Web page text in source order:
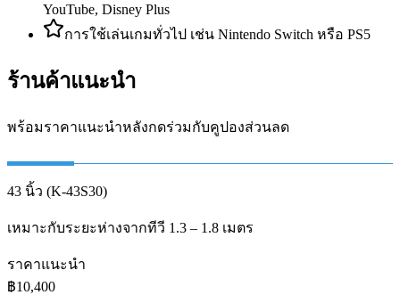
YouTube, Disney Plus
การใช้เล่นเกมทั่วไป เช่น Nintendo Switch หรือ PS5
ร้านค้าแนะนำ
พร้อมราคาแนะนำหลังกดร่วมกับคูปองส่วนลด
43 นิ้ว (K-43S30)
เหมาะกับระยะห่างจากทีวี 1.3 – 1.8 เมตร
ราคาแนะนำ
฿10,400